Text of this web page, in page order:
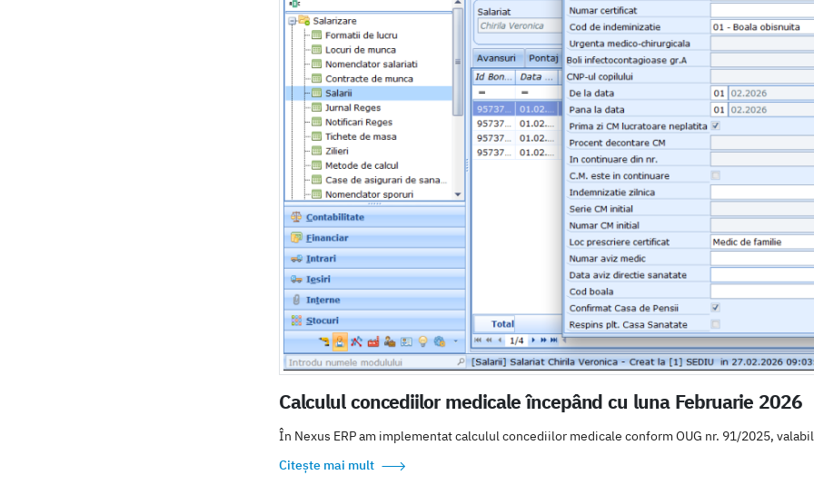
Calculul concediilor medicale începând cu luna Februarie 2026
În Nexus ERP am implementat calculul concediilor medicale conform OUG nr. 91/2025,
Citește mai mult